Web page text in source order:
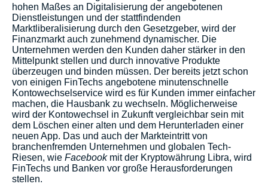
hohen Maßes an Digitalisierung der angebotenen
Dienstleistungen und der stattfindenden
Marktliberalisierung durch den Gesetzgeber, wird der
Finanzmarkt auch zunehmend dynamischer. Die
Unternehmen werden den Kunden daher stärker in den
Mittelpunkt stellen und durch innovative Produkte
überzeugen und binden müssen. Der bereits jetzt schon
von einigen FinTechs angebotene minutenschnelle
Kontowechselservice wird es für Kunden immer einfacher
machen, die Hausbank zu wechseln. Möglicherweise
wird der Kontowechsel in Zukunft vergleichbar sein mit
dem Löschen einer alten und dem Herunterladen einer
neuen App. Das und auch der Markteintritt von
branchenfremden Unternehmen und globalen Tech-
Riesen, wie Facebookmit der Kryptowährung Libra, wird
FinTechs und Banken vor große Herausforderungen
stellen.